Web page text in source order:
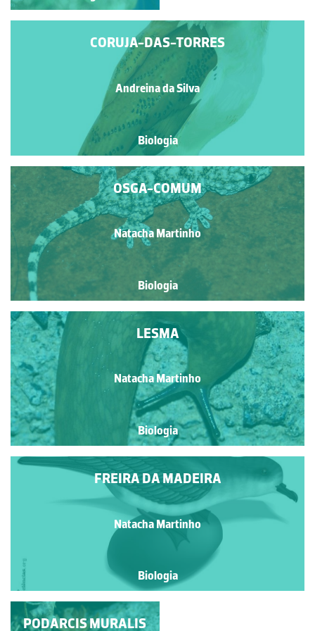
CORUJA-DAS-TORRES
Andreina da Silva
Biologia
OSGA-COMUM
Natacha Martinho
Biologia
LESMA
Natacha Martinho
Biologia
FREIRA DA MADEIRA
Natacha Martinho
Biologia
5 - PREPARAÇÃO
PODARCIS MURALIS